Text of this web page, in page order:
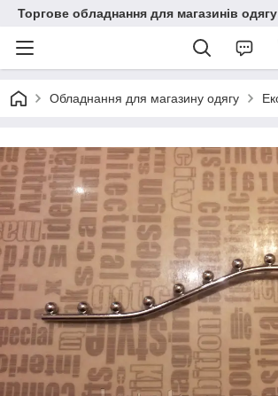
Торгове обладнання для магазинів одягу
Обладнання для магазину одягу